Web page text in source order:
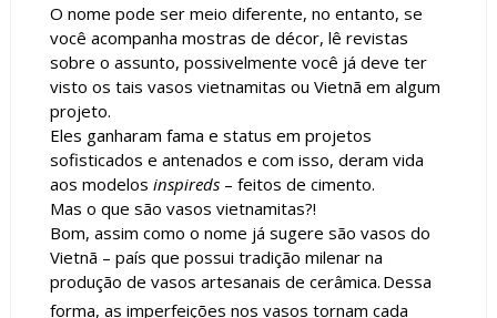
O nome pode ser meio diferente, no entanto, se
você acompanha mostras de décor, lê revistas
sobre o assunto, possivelmente você já deve ter
visto os tais vasos vietnamitas ou Vietnã em algum
projeto.
Eles ganharam fama e status em projetos
sofisticados e antenados e com isso, deram vida
aos modelos inspireds– feitos de cimento.
Mas o que são vasos vietnamitas?!
Bom, assim como o nome já sugere são vasos do
Vietnã – país que possui tradição milenar na
produção de vasos artesanais de cerâmica. Dessa
forma, as imperfeições nos vasos tornam cada